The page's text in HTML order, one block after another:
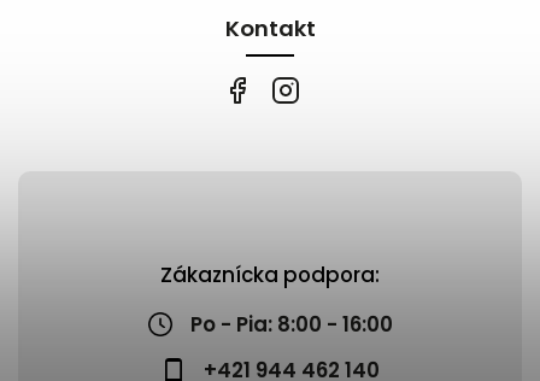
Zákaznícka podpora:
Po - Pia: 8:00 - 16:00
+421 944 462 140
Kontakt